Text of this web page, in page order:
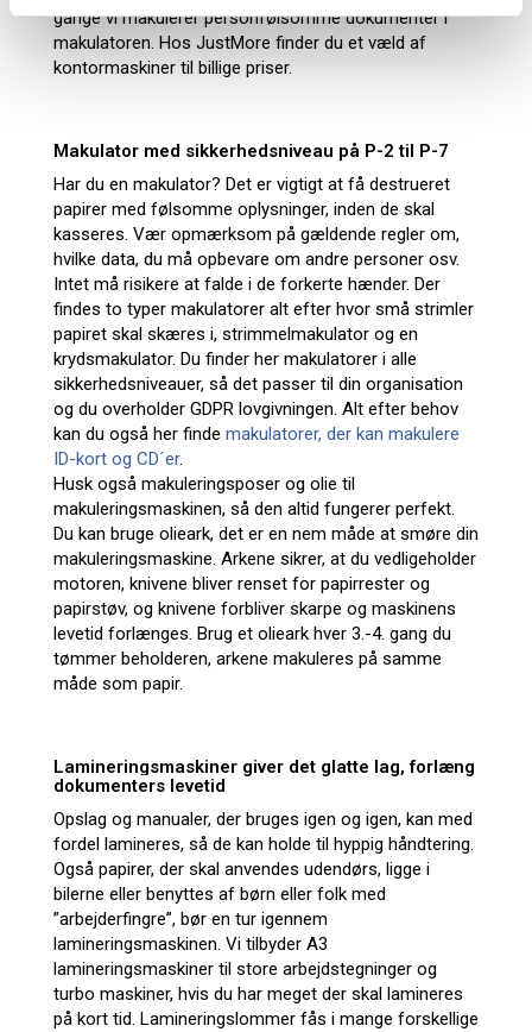
gange vi makulerer personfølsomme dokumenter i
makulatoren. Hos JustMore finder du et væld af
kontormaskiner til billige priser.
Makulator med sikkerhedsniveau på P-2 til P-7
Har du en makulator? Det er vigtigt at få destrueret
papirer med følsomme oplysninger, inden de skal
kasseres. Vær opmærksom på gældende regler om,
hvilke data, du må opbevare om andre personer osv.
Intet må risikere at falde i de forkerte hænder. Der
findes to typer makulatorer alt efter hvor små strimler
papiret skal skæres i, strimmelmakulator og en
krydsmakulator. Du finder her makulatorer i alle
sikkerhedsniveauer, så det passer til din organisation
og du overholder GDPR lovgivningen. Alt efter behov
kan du også her finde makulatorer, der kan makulere
ID-kort og CD´er.
Husk også makuleringsposer og olie til
makuleringsmaskinen, så den altid fungerer perfekt.
Du kan bruge olieark, det er en nem måde at smøre din
makuleringsmaskine. Arkene sikrer, at du vedligeholder
motoren, knivene bliver renset for papirrester og
papirstøv, og knivene forbliver skarpe og maskinens
levetid forlænges. Brug et olieark hver 3.-4. gang du
tømmer beholderen, arkene makuleres på samme
måde som papir.
Lamineringsmaskiner giver det glatte lag, forlæng
dokumenters levetid
Opslag og manualer, der bruges igen og igen, kan med
fordel lamineres, så de kan holde til hyppig håndtering.
Også papirer, der skal anvendes udendørs, ligge i
bilerne eller benyttes af børn eller folk med
”arbejderfingre”, bør en tur igennem
lamineringsmaskinen. Vi tilbyder A3
lamineringsmaskiner til store arbejdstegninger og
turbo maskiner, hvis du har meget der skal lamineres
på kort tid. Lamineringslommer fås i mange forskellige